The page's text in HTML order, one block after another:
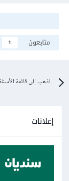
متابعون
1
اذهب إلى قائمة الأسئلة
إعلانات